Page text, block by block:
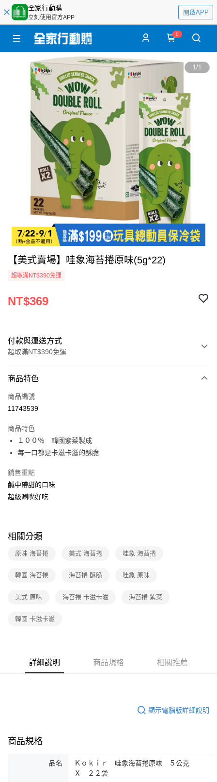
全家行動購
立刻使用官方APP
開啟APP
0
1/1
【美式賣場】哇象海苔捲原味(5g*22)
超取滿NT$390免運
NT$369
付款與運送方式
超取滿NT$390免運
全家線上支付
超商取貨付款
運送方式
全家取貨付款
每筆NT$40，滿NT$390(含以上)免運費
常溫-付款後全家取貨
每筆NT$40，滿NT$390(含以上)免運費
商品特色
商品編號
11743539
商品特色
１００％ 韓國紫菜製成
每一口都是卡滋卡滋的酥脆
銷售重點
鹹中帶甜的口味
超級涮嘴好吃
相關分類
原味 海苔捲 美式 海苔捲 哇象 海苔捲
韓國 海苔捲 海苔捲 酥脆 哇象 原味
美式 原味 海苔捲 卡滋卡滋 海苔捲 紫菜
韓國 卡滋卡滋
詳細說明 商品規格 相關推薦
顯示電腦版詳細說明
商品規格
品名
Ｋｏｋｉｒ 哇象海苔捲原味 ５公克
Ｘ ２２袋